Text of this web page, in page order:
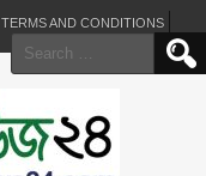
TERMS AND CONDITIONS
Search
for: